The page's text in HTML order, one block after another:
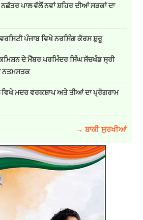
ਨਛੱਤਰ ਪਾਲ ਵੱਲੋਂ ਨਵਾਂ ਸ਼ਹਿਰ ਦੀਆਂ ਸੜਕਾਂ ਦਾ
ਪੰਜਾਬ ਵਿਖੇ ਨਰਸਿੰਗ ਕੋਰਸ ਸ਼ੁਰੂ
ਦੇ ਮੈਂਬਰ ਪਰਮਿੰਦਰ ਸਿੰਘ ਸੱਚਖੰਡ ਸ੍ਰੀ
ਨਤਮਸਤਕ
ਵਿਖੇ ਮਦਰ ਵਰਕਸ਼ਾਪ ਅਤੇ ਤੀਆਂ ਦਾ ਪ੍ਰੋਗਰਾਮ
→ ਬਾਕੀ ਸੁਰਖੀਆਂ